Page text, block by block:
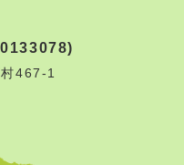
467-1